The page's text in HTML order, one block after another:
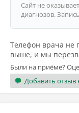
Сайт не
диагнозов.
Телефон врача не
выше, и мы
Были на приёме?
Добавить отзыв